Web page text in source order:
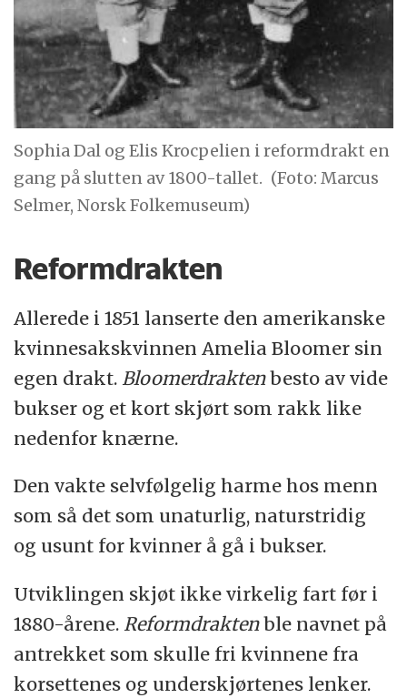
Sophia Dal og Elis Krocpelien i reformdrakt en
gang på slutten av 1800-tallet. (Foto: Marcus
Selmer, Norsk Folkemuseum)
Reformdrakten
Allerede i 1851 lanserte den amerikanske
kvinnesakskvinnen Amelia Bloomer sin
egen drakt. Bloomerdraktenbesto av vide
bukser og et kort skjørt som rakk like
nedenfor knærne.
Den vakte selvfølgelig harme hos menn
som så det som unaturlig, naturstridig
og usunt for kvinner å gå i bukser.
Utviklingen skjøt ikke virkelig fart før i
1880-årene. Reformdraktenble navnet på
antrekket som skulle fri kvinnene fra
korsettenes og underskjørtenes lenker.